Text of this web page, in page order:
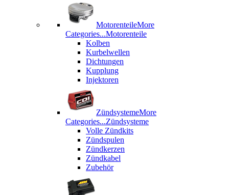
MotorenteileMore
Categories...Motorenteile
Kolben
Kurbelwellen
Dichtungen
Kupplung
Injektoren
ZündsystemeMore
Categories...Zündsysteme
Volle Zündkits
Zündspulen
Zündkerzen
Zündkabel
Zubehör